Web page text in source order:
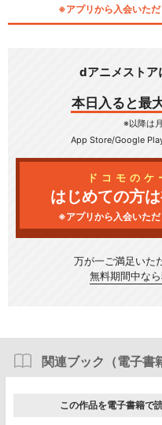
※アプリから入会いた
dアニメスト
本日入ると最
※以降は
App Store/Google
ドコモの
はじめての方
※アプリから入会いた
万が一ご満足いた
無料期間中なら
関連ブック（電子書
この作品を電子書籍で